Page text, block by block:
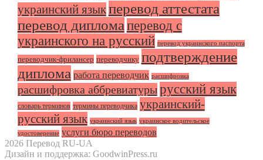
украинский языкперевод аттестата
перевод диплома перевод с
украинского на русский перевод украинского паспорта
переводчик-фрилансер переводчику подтверждение
диплома работа переводчик расшифровка
расшифровка аббревиатуры русский язык
словарь терминов термины переводчика украинский-
русский язык украинский язык украинское водительское
удостоверение услуги бюро переводов
2026 Перевод RU-UA
Дизайн и поддержка: GoodwinPress.ru